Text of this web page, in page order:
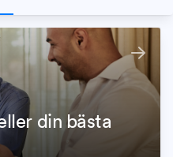
din bästa